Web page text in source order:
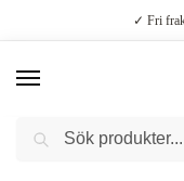
✓ Fri
Välsmakande